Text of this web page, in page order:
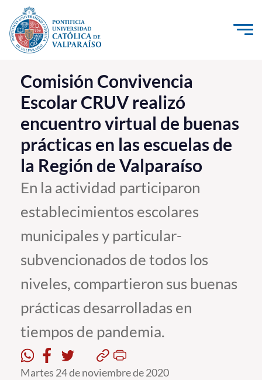
Click acá para ir directamente al contenido
La Universidad
Investigación, Creación e Innovación
PUCV Internacional
Vinculación con el Medio
Admisión
Pregrado
Postgrado
Formación Continua
Académicos
Funcionarios
Alumni
Comisión Convivencia
Escolar CRUV realizó
encuentro virtual de buenas
prácticas en las escuelas de
la Región de Valparaíso
En la actividad participaron
establecimientos escolares
municipales y particular-
subvencionados de todos los
niveles, compartieron sus buenas
prácticas desarrolladas en
tiempos de pandemia.
Martes 24 de noviembre de 2020